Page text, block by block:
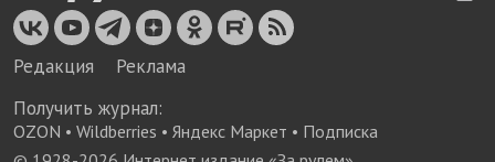
Редакция
Реклама
Получить журнал:
OZON • Wildberries • Яндекс Маркет • Подписка